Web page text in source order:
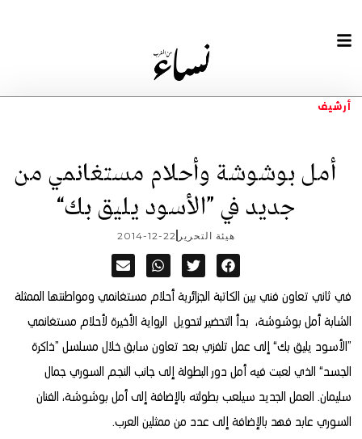
أرشيف
أمل بوشوشة وأحلام مستغانمي من
جديد في ”الأسود يليق بك“
هيئة التحرير 2014-12-22
في ثاني تعاون فني بين الكاتبة الجزائرية أحلام مستغانمي ومواطنتها الممثلة
الشابة أمل بوشوشة، بدأ التحضير لتحويل الرواية الأخيرة لأحلام مستغانمي
”الأسود يليق بك“ إلى عمل تلفزي بعد تعاون سابق خلال مسلسل ”ذاكرة
الجسد“ الذي لعبت فيه أمل دور البطولة إلى جانب النجم السوري جمال
سليمان. العمل الجديد سيلعب بطولته بالإضافة إلى أمل بوشوشة، الفنان
السوري عابد فهد بالإضافة إلى عدد من ممثلين العرب.